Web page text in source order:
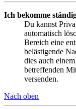
Ich bekomme
Du kannst
automatisch
Bereich eine
belästigende
dies auch
betreffenden
versenden.
Nach oben